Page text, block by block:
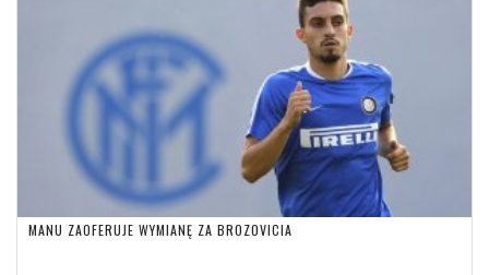
MANU ZAOFERUJE WYMIANĘ ZA BROZOVICIA